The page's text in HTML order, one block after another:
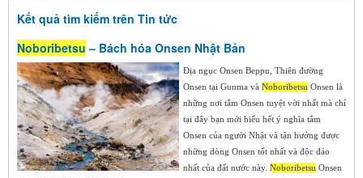
Kết quả tìm kiếm trên Tin tức
Noboribetsu – Bách hóa Onsen Nhật Bản
Địa ngục Onsen Beppu, Thiên đường
Onsen tại Gunma và Noboribetsu Onsen là
những nơi tắm Onsen tuyệt vời nhất mà chỉ
tại đây bạn mới hiểu hết ý nghĩa tắm
Onsen của người Nhật và tận hưởng được
những dòng Onsen tốt nhất và độc đáo
nhất của đất nước này. Noboribetsu Onsen